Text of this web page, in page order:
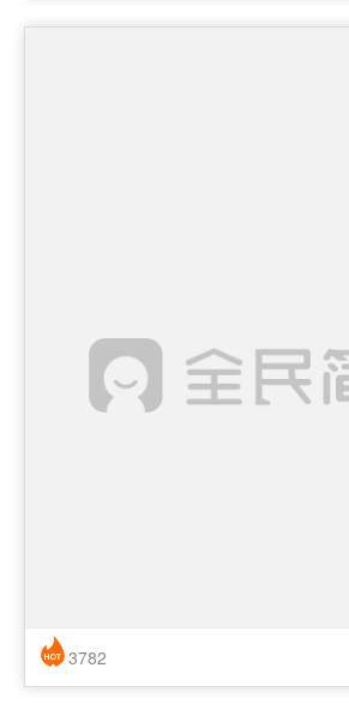
简历风格： 时尚 / 简洁 / 应届生
3782